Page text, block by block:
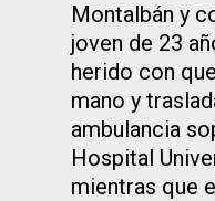
Montalbán y
joven de 23
herido con
mano y
ambulancia
Hospital
mientras que